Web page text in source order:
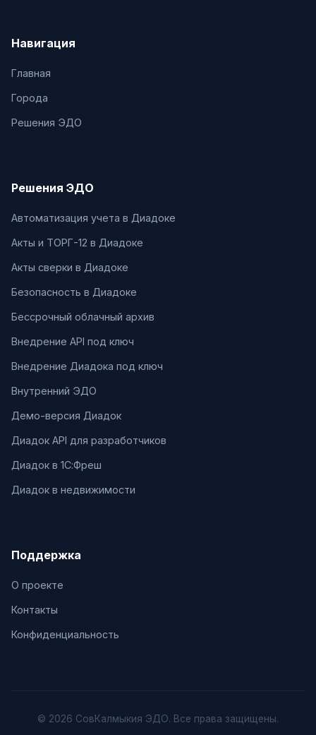
Навигация
Главная
Города
Решения ЭДО
Решения ЭДО
Автоматизация учета в Диадоке
Акты и ТОРГ-12 в Диадоке
Акты сверки в Диадоке
Безопасность в Диадоке
Бессрочный облачный архив
Внедрение API под ключ
Внедрение Диадока под ключ
Внутренний ЭДО
Демо-версия Диадок
Диадок API для разработчиков
Диадок в 1С:Фреш
Диадок в недвижимости
Поддержка
О проекте
Контакты
Конфиденциальность
© 2026 СовКалмыкия ЭДО. Все права защищены.